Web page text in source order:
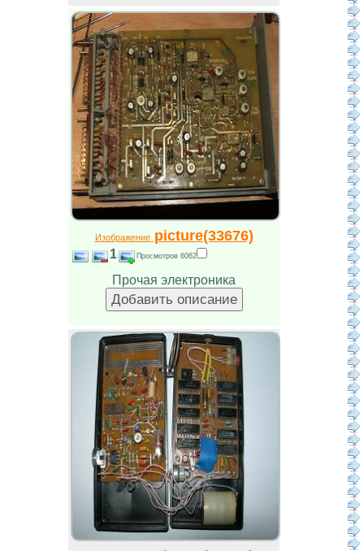
Изображениеpicture(33676)
1 Просмотров 6062
Прочая электроника